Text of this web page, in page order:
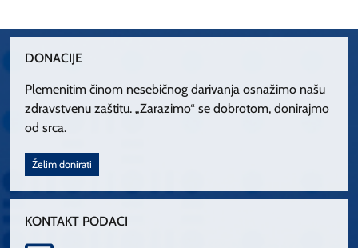
DONACIJE
Plemenitim činom nesebičnog darivanja osnažimo našu
zdravstvenu zaštitu. „Zarazimo“ se dobrotom, donirajmo
od srca.
Želim donirati
KONTAKT PODACI